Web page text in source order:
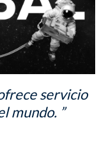
servicio
mundo. ”